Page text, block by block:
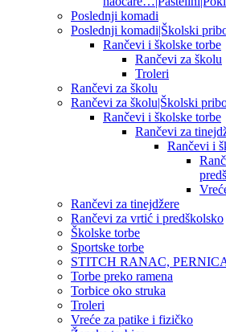
Poslednji komadi
Poslednji komadi|Školski
Rančevi i školske torbe
Rančevi za školu
Troleri
Rančevi za školu
Rančevi za školu|Školski
Rančevi i školske torbe
Rančevi za
Rančevi i
Rančevi za tinejdžere
Rančevi za vrtić i predškolsko
Školske torbe
Sportske torbe
STITCH RANAC,
Torbe preko ramena
Torbice oko struka
Troleri
Vreće za patike i fizičko